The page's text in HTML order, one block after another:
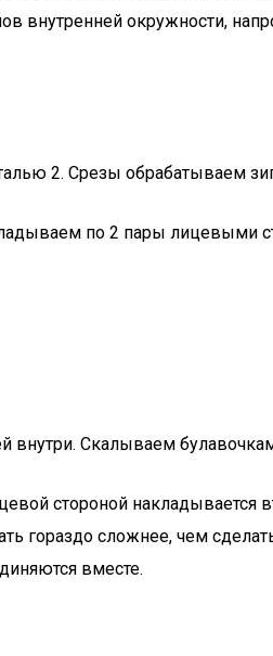
внутренней окружности,
2. Срезы обрабатываем
по 2 пары лицевыми
внутри. Скалываем
стороной накладывается
гораздо сложнее, чем
вместе.